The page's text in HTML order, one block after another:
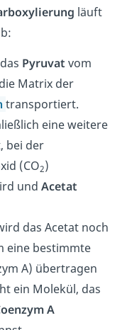
läuft
Pyruvat vom
Matrix der
transportiert.
eine weitere
bei der
(CO2)
und Acetat
das Acetat noch
eine bestimmte
A) übertragen
ein Molekül, das
A